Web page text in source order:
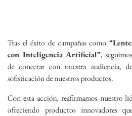
Tras el éxito de campañas como
con Inteligencia Artificial”,
de conectar con nuestra audiencia,
sofisticación de nuestros productos.
Con esta acción, reafirmamos nuestro
ofreciendo productos innovadores